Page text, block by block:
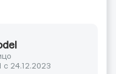
с 24.12.2023